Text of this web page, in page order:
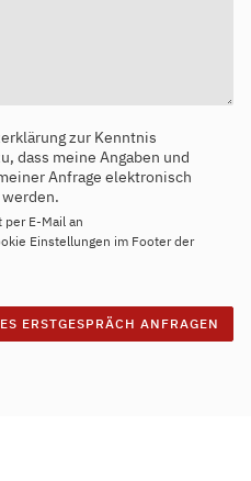
zur Kenntnis
dass meine Angaben und
Anfrage elektronisch
E-Mail an
Einstellungen im Footer der